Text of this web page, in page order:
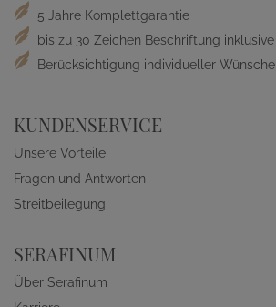
5 Jahre Komplettgarantie
bis zu 30 Zeichen Beschriftung inklusive
Berücksichtigung individueller Wünsche
KUNDENSERVICE
Unsere Vorteile
Fragen und Antworten
Streitbeilegung
SERAFINUM
Über Serafinum